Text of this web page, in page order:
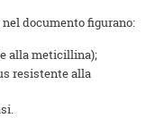
documento figurano:
alla meticillina);
resistente alla